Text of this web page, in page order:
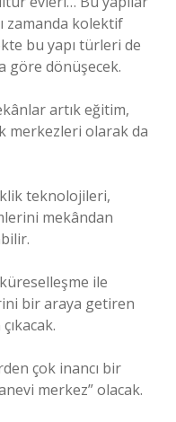
zamanda kolektif
bu yapı türleri de
göre dönüşecek.
artık eğitim,
merkezleri olarak da
teknolojileri,
mekândan
ile
bir araya getiren
çok inancı bir
merkez” olacak.